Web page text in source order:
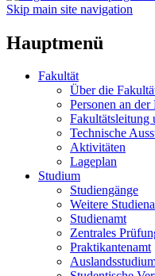
Skip main site navigation
Hauptmenü
Fakultät
Über die
Personen an
Fakultätsleitung
Technische
Aktivitäten
Lageplan
Studium
Studiengänge
Weitere
Studienamt
Zentrales
Praktikantenamt